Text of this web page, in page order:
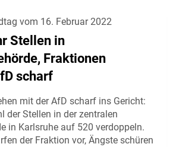
vom 16. Februar 2022
Stellen in
Fraktionen
scharf
mit der AfD scharf ins Gericht:
der Stellen in der zentralen
in Karlsruhe auf 520 verdoppeln.
der Fraktion vor, Ängste schüren